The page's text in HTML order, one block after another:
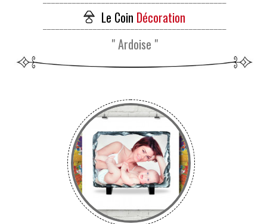
Le Coin Décoration
" Ardoise "